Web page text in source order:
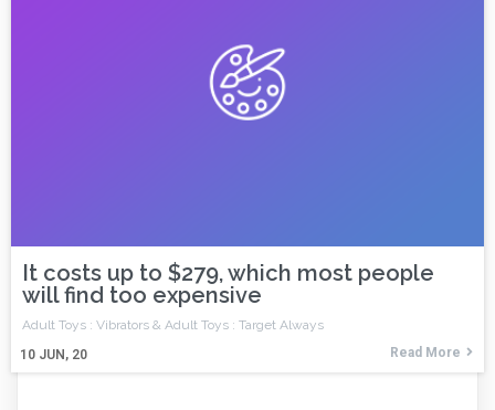
It costs up to $279, which most people
will find too expensive
10 JUN, 20
Adult Toys : Vibrators & Adult Toys : Target Always
Read More